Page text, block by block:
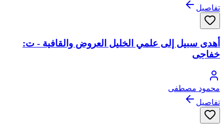
تفاصيل
أهدى سبيل إلى علمي الخليل العروض والقافية - ت:
خفاجى
محمود مصطفى
تفاصيل